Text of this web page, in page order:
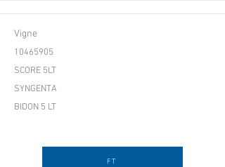
Vigne
10465905
SCORE 5LT
SYNGENTA
BIDON 5 LT
FT